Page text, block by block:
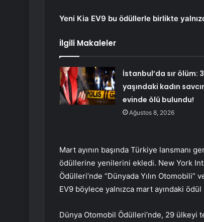
Yeni Kia EV9 bu ödüllerle birlikte
İlgili Makaleler
İstanbul’da sır ölüm:
yaşındaki kadın
evinde ölü bulundu!
Ağustos 8, 2026
Mart ayının başında Türkiye lansmanı
ödüllerine yenilerini ekledi. New York
Ödülleri’nde “Dünyada Yılın Otomobili”
EV9 böylece yalnızca mart ayındaki ödül
Dünya Otomobil Ödülleri’nde, 29